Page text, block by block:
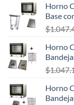
Horno
Base
$
Horno
$
Horno